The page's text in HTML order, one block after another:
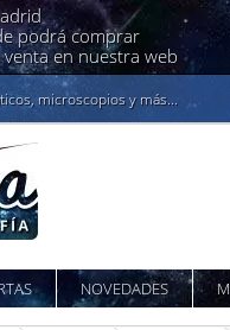
podrá comprar
en nuestra web
microscopios y más...
NOVEDADES